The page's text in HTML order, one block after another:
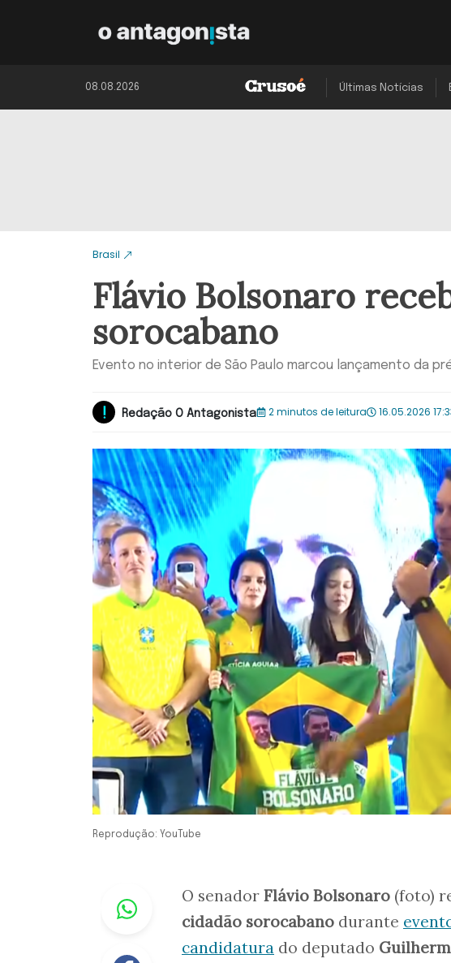
08.08.2026 Últimas Notícias
Brasil
Flávio Bolsonaro
sorocabano
Evento no interior de São Paulo marcou lançamento da
Redação O Antagonista 2 minutos de leitura 16.05.2026
Reprodução: YouTube
Whastapp
Facebook
O senador Flávio Bolsonaro (foto)
cidadão sorocabano durante
candidatura do deputado